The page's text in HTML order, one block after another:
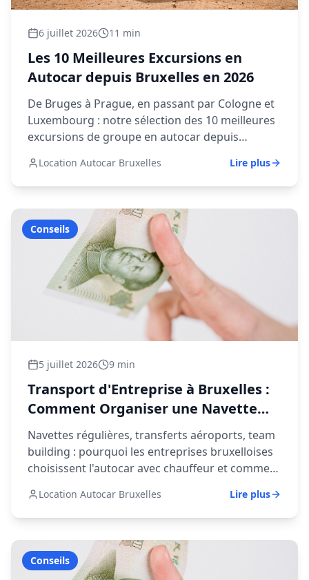
6 juillet 2026 11 min
Les 10 Meilleures Excursions en
Autocar depuis Bruxelles en 2026
De Bruges à Prague, en passant par Cologne et
Luxembourg : notre sélection des 10 meilleures
excursions de groupe en autocar depuis
Location Autocar Bruxelles Lire plus
Conseils
5 juillet 2026 9 min
Transport d'Entreprise à Bruxelles :
Comment Organiser une Navette
Corporate
Navettes régulières, transferts aéroports, team
building : pourquoi les entreprises bruxelloises
choisissent l'autocar avec chauffeur et comment
Location Autocar Bruxelles Lire plus
Conseils